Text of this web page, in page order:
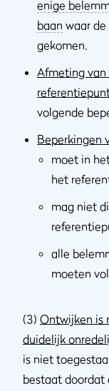
enige
baan waar
gekomen.
Afmeting van
volgende
Beperkingen
moet in
het
mag niet
alle
moeten
(3) Ontwijken is
duidelijk
is niet
bestaat doordat